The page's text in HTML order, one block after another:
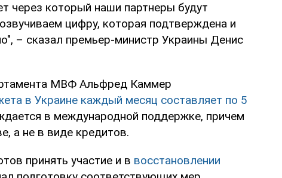
через который наши партнеры будут
цифру, которая подтверждена и
– сказал премьер-министр Украины Денис
МВФ Альфред Каммер
в Украине каждый месяц составляет по 5
в международной поддержке, причем
а не в виде кредитов.
принять участие и в восстановлении